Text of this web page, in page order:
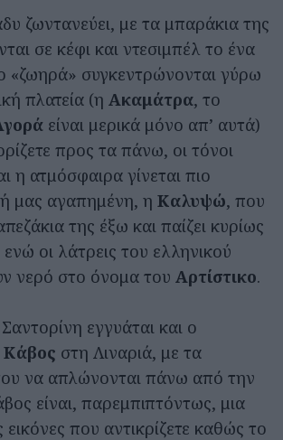
ζωντανεύει, με τα μπαράκια της
σε κέφι και ντεσιμπέλ το ένα
«ζωηρά» συγκεντρώνονται γύρω
πλατεία (η Ακαμάτρα, το
είναι μερικά μόνο απ’ αυτά)
προς τα πάνω, οι τόνοι
η ατμόσφαιρα γίνεται πιο
μας αγαπημένη, η Καλυψώ, που
της έξω και παίζει κυρίως
οι λάτρεις του ελληνικού
νερό στο όνομα του Αρτίστικο.
εγγυάται και ο
Κάβος στη Λιναριά, με τα
να απλώνονται πάνω από την
είναι, παρεμπιπτόντως, μια
που αντικρίζετε καθώς το